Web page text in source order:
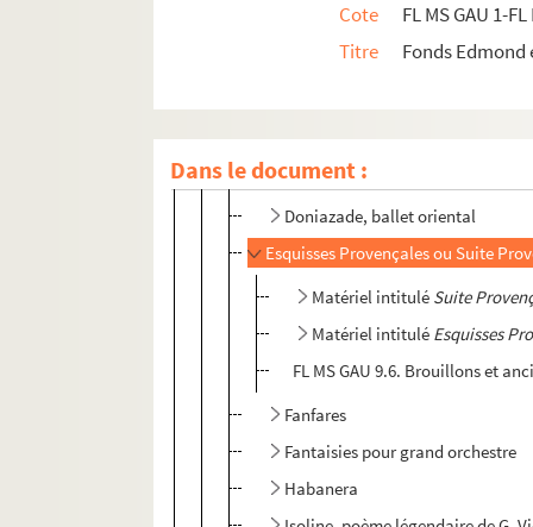
Cote
FL MS GAU 1-
Titre
Fonds
Dans le document :
Documents personnels
Œuvres musicales
Musique pour orchestre et ballet
L'Apothéose Lilloise ou Marche
Doniazade, ballet oriental
Esquisses Provençales ou Suite
Matériel intitulé Suite
Matériel intitulé Esquisses
FL MS GAU 9.6. Brouillons et
Fanfares
Fantaisies pour grand orchestre
Habanera